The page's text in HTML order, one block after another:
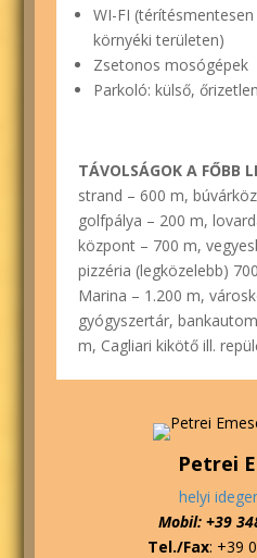
WI-FI
környéki területen)
Zsetonos mosógépek
Parkoló: külső, őrizetlen
TÁVOLSÁGOK A FŐBB
strand – 600 m,
golfpálya – 200 m,
központ – 700 m,
pizzéria (legközelebb)
Marina – 1.200 m,
gyógyszertár,
m, Cagliari kikötő ill.
Petrei
helyi
Mobil: +39
Tel./Fax: +39